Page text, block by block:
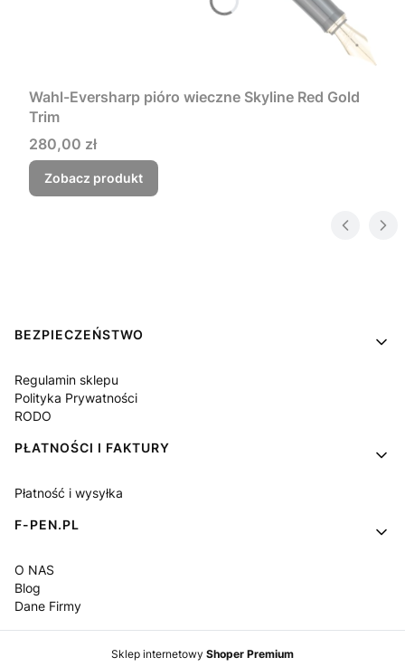
Wahl-Eversharp pióro wieczne Skyline Red Gold
Trim
Cena
280,00 zł
Zobacz produkt
Linki w stopce
BEZPIECZEŃSTWO
Regulamin sklepu
Polityka Prywatności
RODO
PŁATNOŚCI I FAKTURY
Płatność i wysyłka
F-PEN.PL
O NAS
Blog
Dane Firmy
Sklep internetowy Shoper Premium